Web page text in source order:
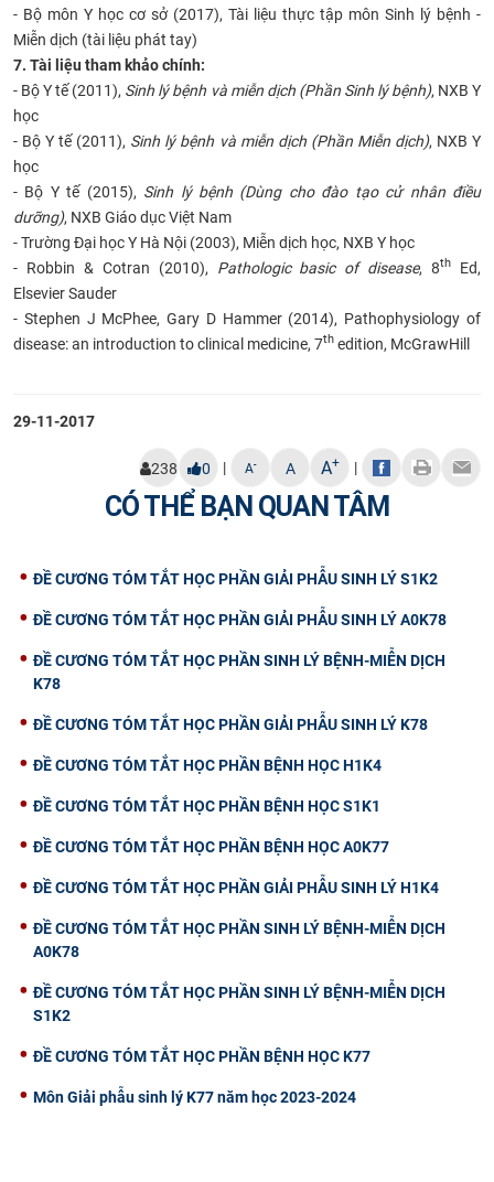
- Bộ môn Y học cơ sở (2017), Tài liệu thực tập môn Sinh lý bệnh -
Miễn dịch (tài liệu phát tay)
7. Tài liệu tham khảo chính:
- Bộ Y tế (2011), Sinh lý bệnh và miễn dịch (Phần Sinh lý bệnh), NXB Y
học
- Bộ Y tế (2011), Sinh lý bệnh và miễn dịch (Phần Miễn dịch), NXB Y
học
- Bộ Y tế (2015), Sinh lý bệnh (Dùng cho đào tạo cử nhân điều
dưỡng), NXB Giáo dục Việt Nam
- Trường Đại học Y Hà Nội (2003), Miễn dịch học, NXB Y học
- Robbin & Cotran (2010), Pathologic basic of disease, 8th Ed,
Elsevier Sauder
- Stephen J McPhee, Gary D Hammer (2014), Pathophysiology of
disease: an introduction to clinical medicine, 7th edition, McGrawHill
29-11-2017
238 0 | A- A A+ |
CÓ THỂ BẠN QUAN TÂM
ĐỀ CƯƠNG TÓM TẮT HỌC PHẦN GIẢI PHẪU SINH LÝ S1K2
ĐỀ CƯƠNG TÓM TẮT HỌC PHẦN GIẢI PHẪU SINH LÝ A0K78
ĐỀ CƯƠNG TÓM TẮT HỌC PHẦN SINH LÝ BỆNH-MIỄN DỊCH
K78
ĐỀ CƯƠNG TÓM TẮT HỌC PHẦN GIẢI PHẪU SINH LÝ K78
ĐỀ CƯƠNG TÓM TẮT HỌC PHẦN BỆNH HỌC H1K4
ĐỀ CƯƠNG TÓM TẮT HỌC PHẦN BỆNH HỌC S1K1
ĐỀ CƯƠNG TÓM TẮT HỌC PHẦN BỆNH HỌC A0K77
ĐỀ CƯƠNG TÓM TẮT HỌC PHẦN GIẢI PHẪU SINH LÝ H1K4
ĐỀ CƯƠNG TÓM TẮT HỌC PHẦN SINH LÝ BỆNH-MIỄN DỊCH
A0K78
ĐỀ CƯƠNG TÓM TẮT HỌC PHẦN SINH LÝ BỆNH-MIỄN DỊCH
S1K2
ĐỀ CƯƠNG TÓM TẮT HỌC PHẦN BỆNH HỌC K77
Môn Giải phẫu sinh lý K77 năm học 2023-2024